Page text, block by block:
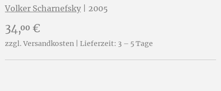
Volker Scharnefsky 2005
Preis:
34,00 €
zzgl. Versandkosten | Lieferzeit: 3 – 5 Tage